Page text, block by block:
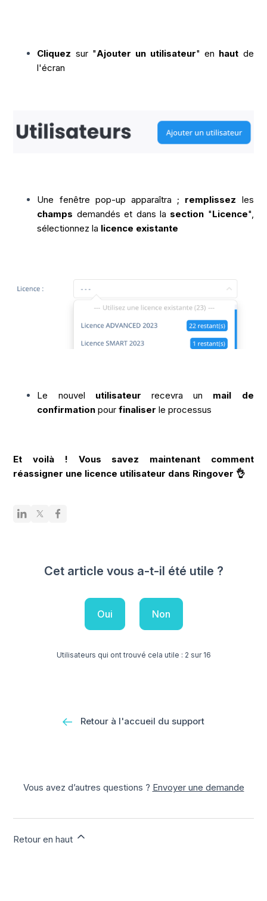
Cliquez sur "Ajouter un utilisateur" en haut de
l'écran
Une fenêtre pop-up apparaîtra ; remplissez les
champs demandés et dans la section "Licence",
sélectionnez la licence existante
Le nouvel utilisateur recevra un mail de
confirmation pourfinaliser le processus
Et voilà ! Vous savez maintenant comment
réassigner une licence utilisateur dans Ringover 👌
Cet article vous a-t-il été utile ?
Oui Non
Utilisateurs qui ont trouvé cela utile : 2 sur 16
Retour à l'accueil du support
Vous avez d’autres questions ? Envoyer une demande
Retour en haut